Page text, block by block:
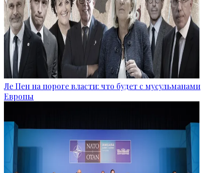
Ле Пен на пороге власти: что будет с мусульманами
Европы